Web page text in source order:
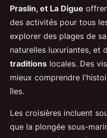
Praslin, et La Digue
des activités pour tous
explorer des plages de
naturelles luxuriantes, et
traditions locales. Des
mieux comprendre
îles.
Les croisières incluent
que la plongée sous-